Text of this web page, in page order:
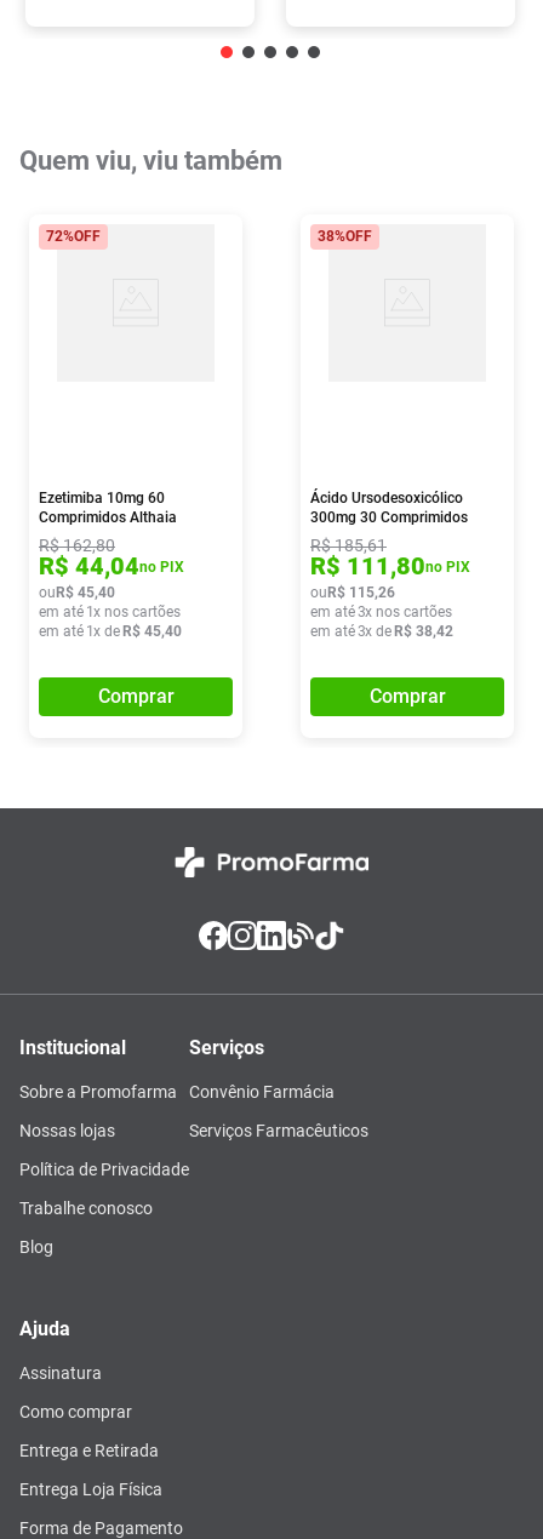
Quem viu, viu também
72%OFF
Ezetimiba 10mg 60
Comprimidos Althaia
R$162,80
R$ 44,04no PIX
ou R$ 45,40
em até 1x nos cartões
em até 1x de R$ 45,40
Comprar
38%OFF
Ácido Ursodesoxicólico
300mg 30 Comprimidos
Ranbaxy
R$185,61
R$ 111,80no PIX
ou R$ 115,26
em até3x nos cartões
em até3x de R$ 38,42
Comprar
Institucional
Sobre a Promofarma
Nossas lojas
Política de Privacidade
Trabalhe conosco
Blog
Serviços
Convênio Farmácia
Serviços Farmacêuticos
Ajuda
Assinatura
Como comprar
Entrega e Retirada
Entrega Loja Física
Forma de Pagamento